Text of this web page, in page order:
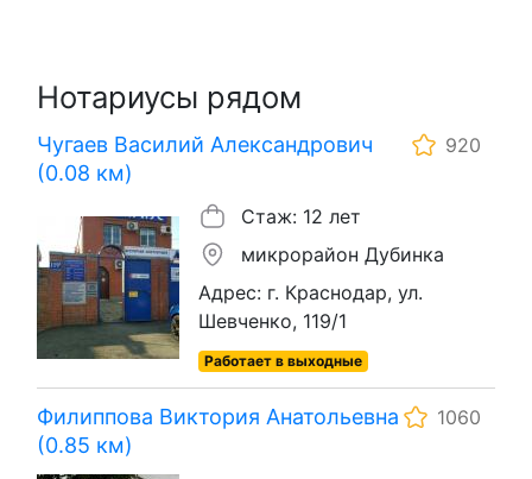
Нотариусы рядом
Чугаев Василий Александрович
(0.08 км)
920
Стаж: 12 лет
микрорайон Дубинка
Адрес: г. Краснодар, ул.
Шевченко, 119/1
Работает в выходные
Филиппова Виктория Анатольевна
(0.85 км)
1060